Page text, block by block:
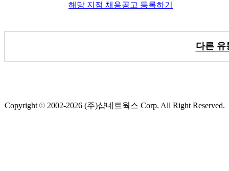
해당 지점 채용공고 등록하기
다른 유
Copyright 2002-2026 (주)샵네트웍스 Corp. All Right Reserved.